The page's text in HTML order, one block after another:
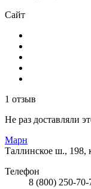
Сайт
1 отзыв
Не раз доставляли
Марн
Таллинское ш., 198,
Телефон
8 (800) 250-